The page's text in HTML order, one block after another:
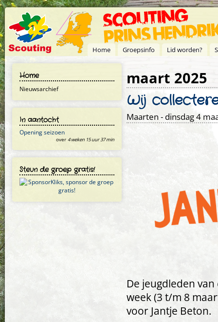
Overslaan en naar de inhoud gaan
Home Groepsinfo Lid worden?
Home
Nieuwsarchief
In aantocht
Opening seizoen
over 4 weken 15 uur 37 min
Steun de groep gratis!
maart 2025
Wij
Maarten - dinsdag 4
De jeugdleden
week (3 t/m 8
voor Jantje Beton.